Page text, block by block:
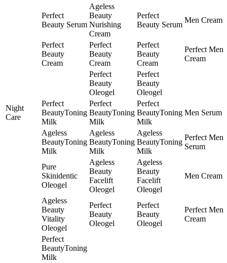
Perfect
Beauty Serum
Ageless
Beauty
Nurishing
Cream
Perfect
Beauty Serum
Men Cream
Perfect
Beauty
Cream
Perfect
Beauty
Cream
Perfect
Beauty
Cream
Perfect Men
Cream
Perfect
Beauty
Oleogel
Perfect
Beauty
Oleogel
Night
Care
Perfect
BeautyToning
Milk
Perfect
BeautyToning
Milk
Perfect
BeautyToning
Milk
Men Serum
Ageless
BeautyToning
Milk
Ageless
BeautyToning
Milk
Ageless
BeautyToning
Milk
Perfect Men
Serum
Pure
Skinidentic
Oleogel
Ageless
Beauty
Facelift
Oleogel
Ageless
Beauty
Facelift
Oleogel
Men Cream
Ageless
Beauty
Vitality
Oleogel
Perfect
Beauty
Oleogel
Perfect
Beauty
Oleogel
Perfect Men
Cream
Perfect
BeautyToning
Milk